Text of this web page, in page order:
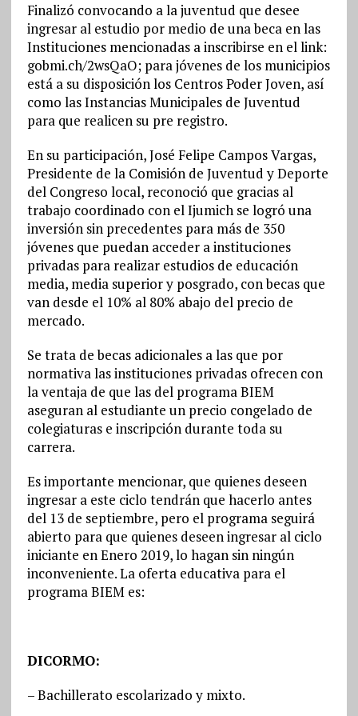
Finalizó convocando a la juventud que desee
ingresar al estudio por medio de una beca en las
Instituciones mencionadas a inscribirse en el link:
gobmi.ch/2wsQaO; para jóvenes de los municipios
está a su disposición los Centros Poder Joven, así
como las Instancias Municipales de Juventud
para que realicen su pre registro.
En su participación, José Felipe Campos Vargas,
Presidente de la Comisión de Juventud y Deporte
del Congreso local, reconoció que gracias al
trabajo coordinado con el Ijumich se logró una
inversión sin precedentes para más de 350
jóvenes que puedan acceder a instituciones
privadas para realizar estudios de educación
media, media superior y posgrado, con becas que
van desde el 10% al 80% abajo del precio de
mercado.
Se trata de becas adicionales a las que por
normativa las instituciones privadas ofrecen con
la ventaja de que las del programa BIEM
aseguran al estudiante un precio congelado de
colegiaturas e inscripción durante toda su
carrera.
Es importante mencionar, que quienes deseen
ingresar a este ciclo tendrán que hacerlo antes
del 13 de septiembre, pero el programa seguirá
abierto para que quienes deseen ingresar al ciclo
iniciante en Enero 2019, lo hagan sin ningún
inconveniente. La oferta educativa para el
programa BIEM es:
DICORMO:
– Bachillerato escolarizado y mixto.